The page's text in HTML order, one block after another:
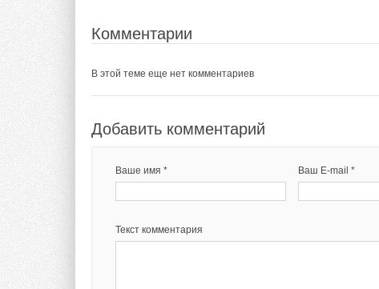
Комментарии
В этой теме еще нет комментариев
Добавить комментарий
Ваше имя * Ваш E-mail *
Текст комментария